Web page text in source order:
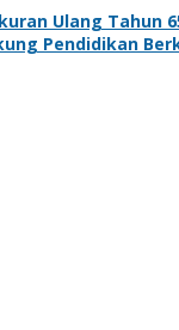
Ulang Tahun
Pendidikan